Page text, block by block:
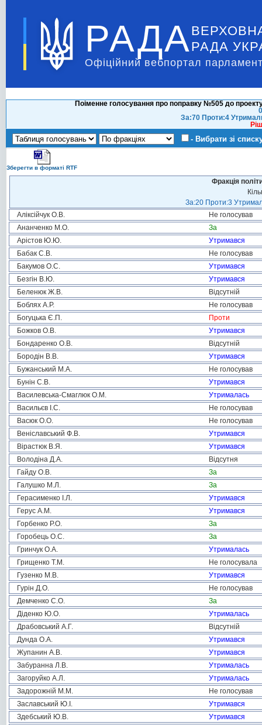
РАДА РАДА
Офіційний вебпортал
Поіменне голосування про поправку №505 до
За:70 Проти:4
- Вибрати зі
Зберегти в форматі RTF
Фракція
За:20 Проти:3
Аліксійчук О.В.
Не голосував
Ананченко М.О.
За
Арістов Ю.Ю.
Утримався
Бабак С.В.
Не голосував
Бакумов О.С.
Утримався
Безгін В.Ю.
Утримався
Беленюк Ж.В.
Відсутній
Боблях А.Р.
Не голосував
Богуцька Є.П.
Проти
Божков О.В.
Утримався
Бондаренко О.В.
Відсутній
Бородін В.В.
Утримався
Бужанський М.А.
Не голосував
Бунін С.В.
Утримався
Василевська-Смаглюк О.М.
Утрималась
Васильєв І.С.
Не голосував
Васюк О.О.
Не голосував
Веніславський Ф.В.
Утримався
Вірастюк В.Я.
Утримався
Володіна Д.А.
Відсутня
Гайду О.В.
За
Галушко М.Л.
За
Герасименко І.Л.
Утримався
Герус А.М.
Утримався
Горбенко Р.О.
За
Горобець О.С.
За
Гринчук О.А.
Утрималась
Грищенко Т.М.
Не голосувала
Гузенко М.В.
Утримався
Гурін Д.О.
Не голосував
Демченко С.О.
За
Діденко Ю.О.
Утрималась
Драбовський А.Г.
Відсутній
Дунда О.А.
Утримався
Жупанин А.В.
Утримався
Забуранна Л.В.
Утрималась
Загоруйко А.Л.
Утрималась
Задорожній М.М.
Не голосував
Заславський Ю.І.
Утримався
Здебський Ю.В.
Утримався